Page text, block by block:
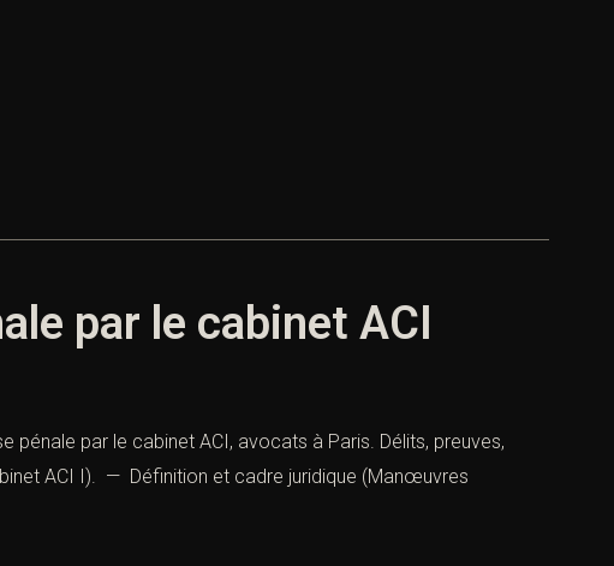
par le cabinet ACI
par le cabinet ACI, avocats à Paris. Délits, preuves,
ACI I). — Définition et cadre juridique (Manœuvres